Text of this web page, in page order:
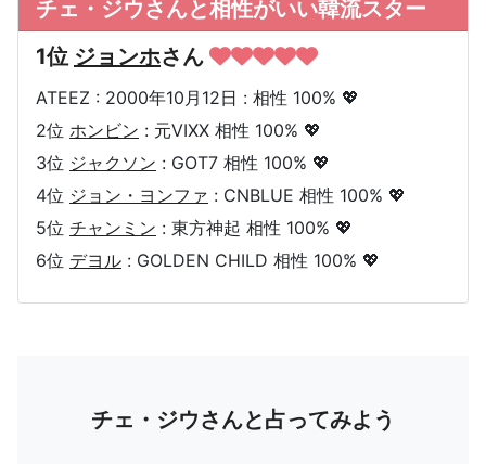
チェ・ジウさんと相性がいい韓流スター
1位 ジョンホさん
ATEEZ : 2000年10月12日 : 相性 100% 💖
2位 ホンビン : 元VIXX 相性 100% 💖
3位 ジャクソン : GOT7 相性 100% 💖
4位 ジョン・ヨンファ : CNBLUE 相性 100% 💖
5位 チャンミン : 東方神起 相性 100% 💖
6位 デヨル : GOLDEN CHILD 相性 100% 💖
チェ・ジウさんと占ってみよう